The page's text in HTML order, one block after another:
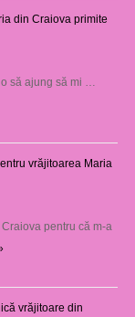
din Craiova primite
să ajung să mi …
vrăjitoarea Maria
pentru că m-a
vrăjitoare din